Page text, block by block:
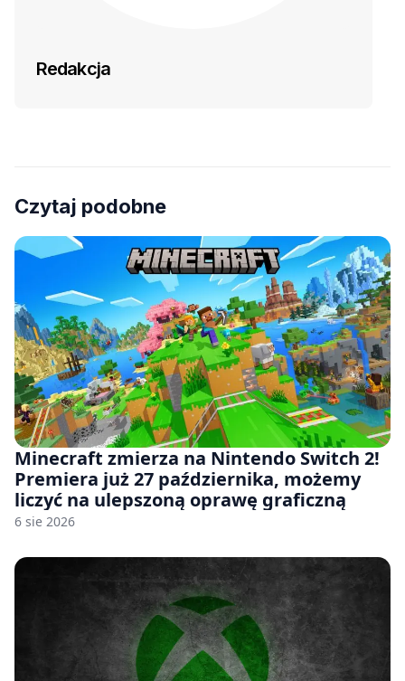
Redakcja
Czytaj podobne
Minecraft zmierza na Nintendo Switch 2!
Premiera już 27 października, możemy
liczyć na ulepszoną oprawę graficzną
6 sie 2026